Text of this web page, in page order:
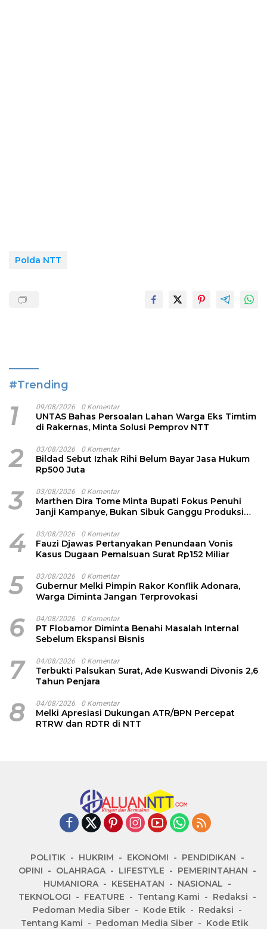
Polda NTT
#Trending
1 09/08/2026 0 Komentar
UNTAS Bahas Persoalan Lahan Warga Eks Timtim
di Rakernas, Minta Solusi Pemprov NTT
2 03/08/2026 0 Komentar
Bildad Sebut Izhak Rihi Belum Bayar Jasa Hukum
Rp500 Juta
3 03/08/2026 0 Komentar
Marthen Dira Tome Minta Bupati Fokus Penuhi
Janji Kampanye, Bukan Sibuk Ganggu Produksi
4 03/08/2026 0 Komentar
Fauzi Djawas Pertanyakan Penundaan Vonis
Kasus Dugaan Pemalsuan Surat Rp152 Miliar
5 03/08/2026 0 Komentar
Gubernur Melki Pimpin Rakor Konflik Adonara,
Warga Diminta Jangan Terprovokasi
6 04/08/2026 0 Komentar
PT Flobamor Diminta Benahi Masalah Internal
Sebelum Ekspansi Bisnis
7 04/08/2026 0 Komentar
Terbukti Palsukan Surat, Ade Kuswandi Divonis 2,6
Tahun Penjara
8 04/08/2026 0 Komentar
Melki Apresiasi Dukungan ATR/BPN Percepat
RTRW dan RDTR di NTT
POLITIK HUKRIM EKONOMI
PENDIDIKAN
OPINI
OLAHRAGA LIFESTYLE
PEMERINTAHAN
HUMANIORA
KESEHATAN
NASIONAL
TEKNOLOGI
FEATURE Tentang Kami
Redaksi
Pedoman Media Siber
Kode Etik
Redaksi
Tentang Kami
Pedoman Media Siber Kode Etik